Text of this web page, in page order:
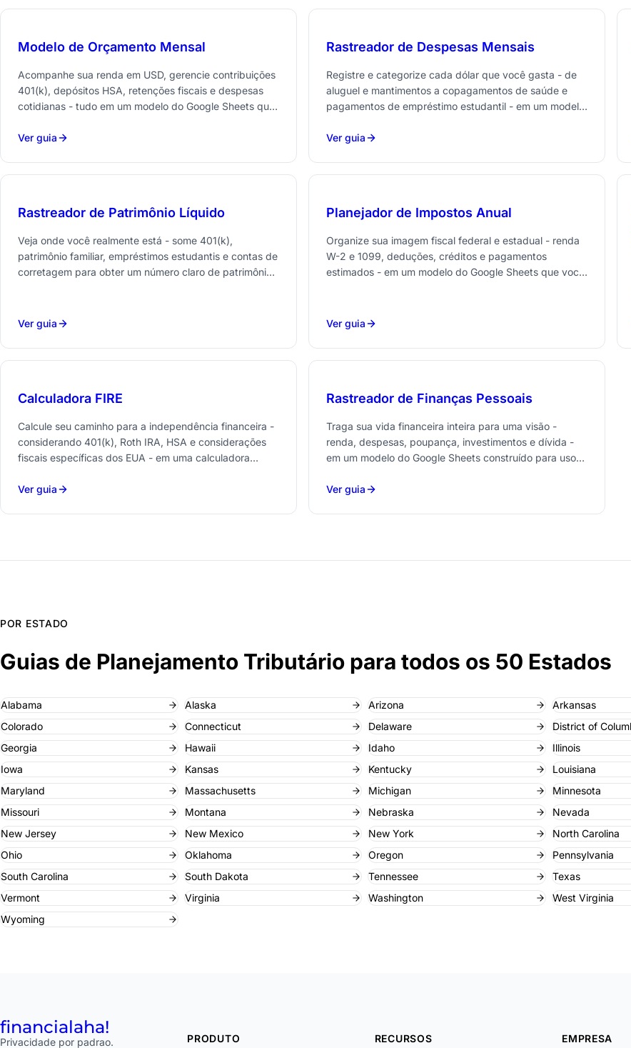
Modelo de Orçamento Mensal
Acompanhe sua renda em USD, gerencie contribuições
401(k), depósitos HSA, retenções fiscais e despesas
cotidianas - tudo em um modelo do Google Sheets que
Ver guia
Rastreador de Despesas Mensais
Registre e categorize cada dólar que você gasta - de
aluguel e mantimentos a copagamentos de saúde e
pagamentos de empréstimo estudantil - em um modelo
Ver guia
Rastreador de Patrimônio Líquido
Veja onde você realmente está - some 401(k),
patrimônio familiar, empréstimos estudantis e contas de
corretagem para obter um número claro de patrimônio
Ver guia
Planejador de Impostos Anual
Organize sua imagem fiscal federal e estadual - renda
W-2 e 1099, deduções, créditos e pagamentos
estimados - em um modelo do Google Sheets que você
Ver guia
Calculadora FIRE
Calcule seu caminho para a independência financeira -
considerando 401(k), Roth IRA, HSA e considerações
fiscais específicas dos EUA - em uma calculadora
Ver guia
Rastreador de Finanças Pessoais
Traga sua vida financeira inteira para uma visão -
renda, despesas, poupança, investimentos e dívida -
em um modelo do Google Sheets construído para uso
Ver guia
POR ESTADO
Guias de Planejamento Tributário para todos os 50 Estados
Alabama Alaska Arizona Arkansas
Colorado
Connecticut Delaware District of
Georgia
Hawaii Idaho Illinois
Iowa
Kansas Kentucky Louisiana
Maryland
Massachusetts Michigan Minnesota
Missouri
Montana Nebraska Nevada
New Jersey
New Mexico New York North Carolina
Ohio
Oklahoma Oregon Pennsylvania
South Carolina
South Dakota Tennessee Texas
Vermont
Virginia Washington West Virginia
Wyoming
financialaha!
Privacidade por padrao. PRODUTO RECURSOS EMPRESA